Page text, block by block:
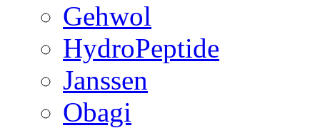
Gehwol
HydroPeptide
Janssen
Obagi